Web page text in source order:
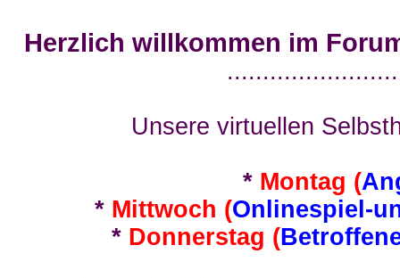
Herzlich willkommen im
Unsere virtuellen
* Montag (
* Mittwoch (Onlinespiel-
* Donnerstag (